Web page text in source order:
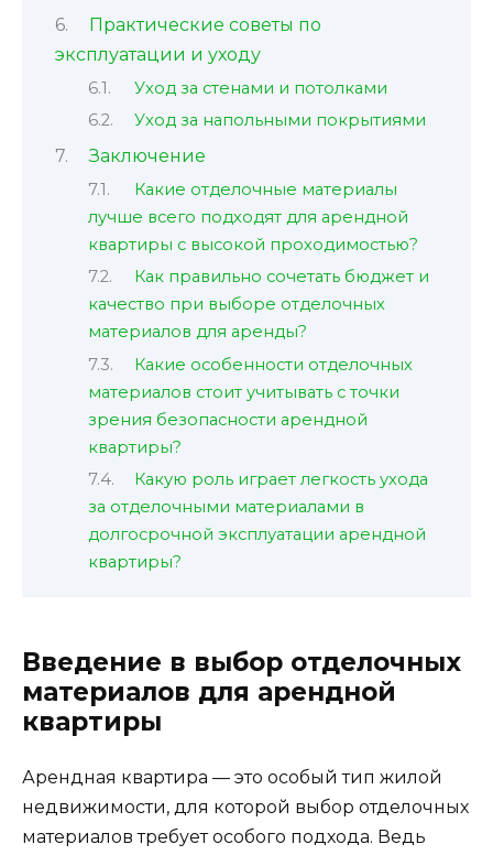
Практические советы по
эксплуатации и уходу
Уход за стенами и потолками
Уход за напольными покрытиями
Заключение
Какие отделочные материалы
лучше всего подходят для арендной
квартиры с высокой проходимостью?
Как правильно сочетать бюджет и
качество при выборе отделочных
материалов для аренды?
Какие особенности отделочных
материалов стоит учитывать с точки
зрения безопасности арендной
квартиры?
Какую роль играет легкость ухода
за отделочными материалами в
долгосрочной эксплуатации арендной
квартиры?
Введение в выбор отделочных
материалов для арендной
квартиры
Арендная квартира — это особый тип жилой
недвижимости, для которой выбор отделочных
материалов требует особого подхода. Ведь